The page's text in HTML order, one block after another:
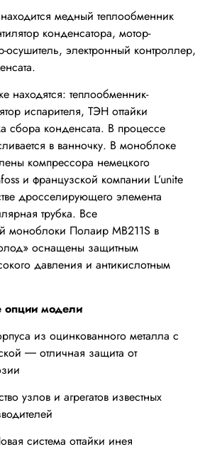
медный теплообменник
конденсатора, мотор-
осушитель, электронный контроллер,
находятся: теплообменник-
испарителя, ТЭН оттайки
сбора конденсата. В процессе
в ванночку. В моноблоке
компрессора немецкого
и французской компании L’unite
дросселирующего элемента
трубка. Все
моноблоки Полаир MB211S в
оснащены защитным
давления и антикислотным
модели
из оцинкованного металла с
― отличная защита от
и агрегатов известных
оттайки инея